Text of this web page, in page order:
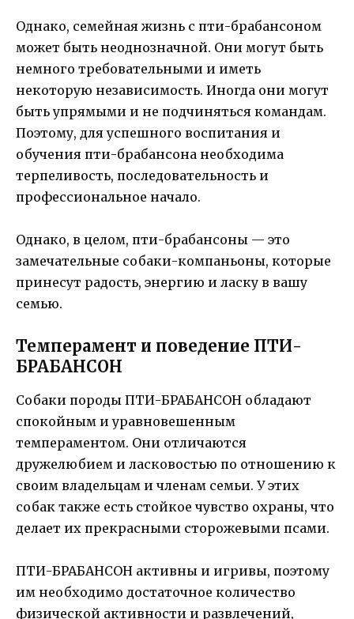
Однако, семейная жизнь с пти-брабансоном
может быть неоднозначной. Они могут быть
немного требовательными и иметь
некоторую независимость. Иногда они могут
быть упрямыми и не подчиняться командам.
Поэтому, для успешного воспитания и
обучения пти-брабансона необходима
терпеливость, последовательность и
профессиональное начало.
Однако, в целом, пти-брабансоны — это
замечательные собаки-компаньоны, которые
принесут радость, энергию и ласку в вашу
семью.
Темперамент и поведение ПТИ-
БРАБАНСОН
Собаки породы ПТИ-БРАБАНСОН обладают
спокойным и уравновешенным
темпераментом. Они отличаются
дружелюбием и ласковостью по отношению к
своим владельцам и членам семьи. У этих
собак также есть стойкое чувство охраны, что
делает их прекрасными сторожевыми псами.
ПТИ-БРАБАНСОН активны и игривы, поэтому
им необходимо достаточное количество
физической активности и развлечений,